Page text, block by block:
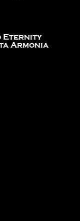
Eternity
Armonia